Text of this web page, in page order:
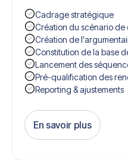
Cadrage stratégique
Création du scénario
Création de
Constitution de la base
Lancement des
Pré-qualification des
Reporting & ajustements
En savoir plus
Get Started